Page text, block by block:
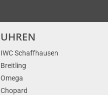
UHREN
IWC Schaffhausen
Breitling
Omega
Chopard